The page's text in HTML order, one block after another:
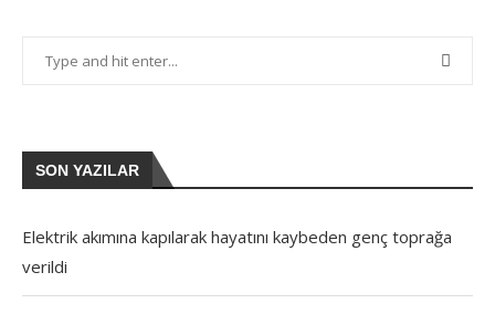
SON YAZILAR
Elektrik akımına kapılarak hayatını kaybeden genç toprağa
verildi